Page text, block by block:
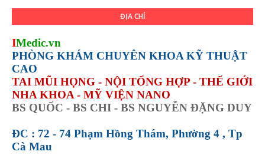
ĐỊA CHỈ
IMedic.vn
PHÒNG KHÁM CHUYÊN KHOA KỸ THUẬT
CAO
TAI MŨI HỌNG - NỘI TỔNG HỢP - THẾ GIỚI
NHA KHOA - MỸ VIỆN NANO
BS QUỐC - BS CHI - BS NGUYỄN ĐẶNG DUY
ĐC : 72 - 74 Phạm Hồng Thám, Phường 4 , Tp
Cà Mau